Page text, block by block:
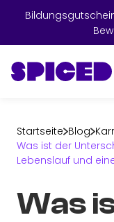
Startseite Blog
Was ist der
Lebenslauf und
Was